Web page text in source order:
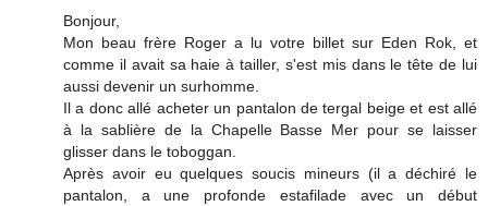
Bonjour,
Mon beau frère Roger a lu votre billet sur Eden Rok, et
comme il avait sa haie à tailler, s'est mis dans le tête de lui
aussi devenir un surhomme.
Il a donc allé acheter un pantalon de tergal beige et est allé
à la sablière de la Chapelle Basse Mer pour se laisser
glisser dans le toboggan.
Après avoir eu quelques soucis mineurs (il a déchiré le
pantalon, a une profonde estafilade avec un début